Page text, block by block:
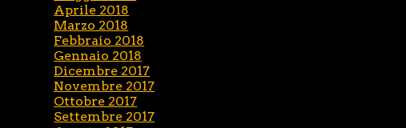
Aprile 2018
Marzo 2018
Febbraio 2018
Gennaio 2018
Dicembre 2017
Novembre 2017
Ottobre 2017
Settembre 2017